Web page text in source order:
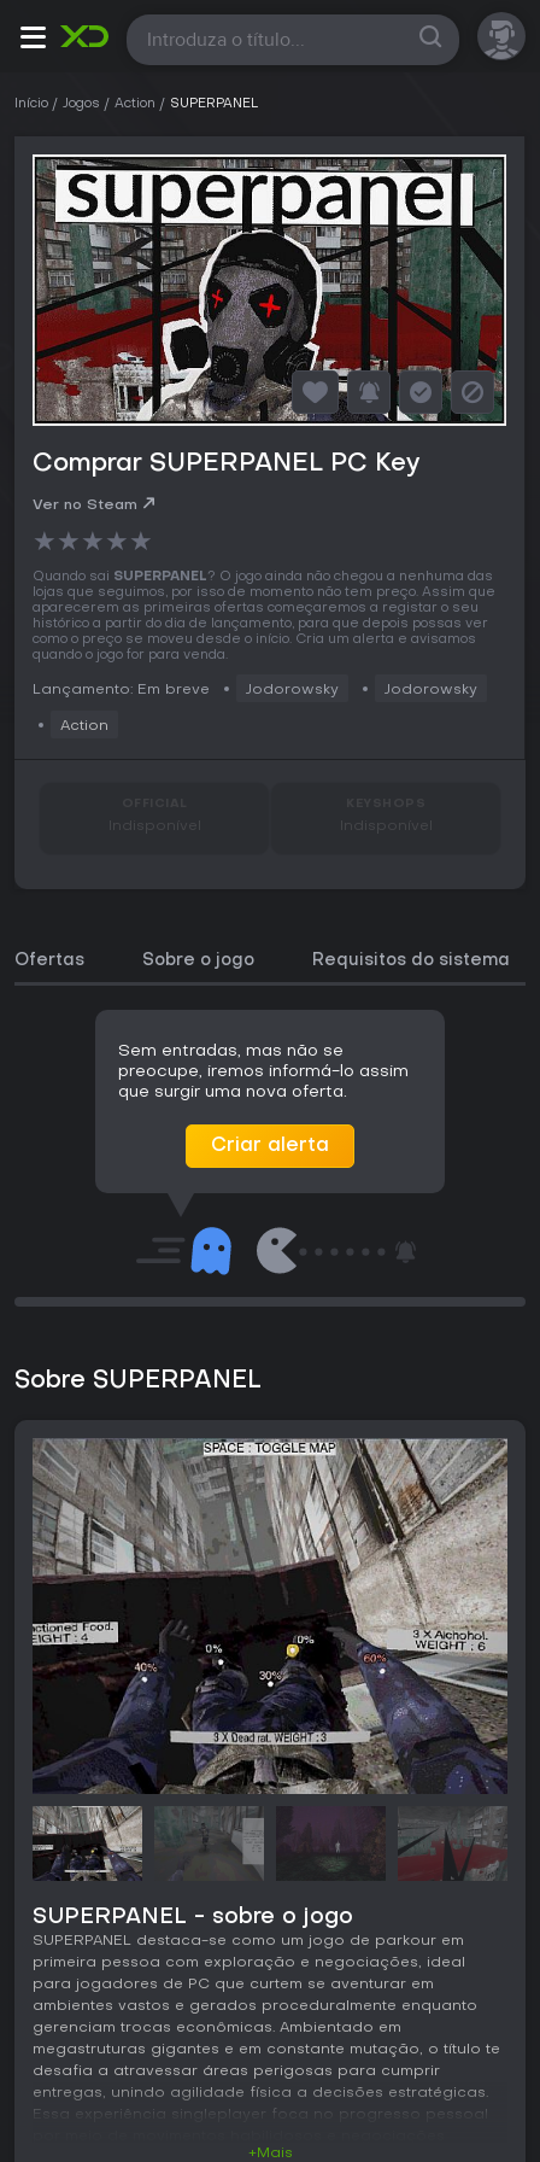
Todas
Início Jogos Action SUPERPANEL
Comprar SUPERPANEL PC Key
Ver no Steam
★★★★★
Quando sai SUPERPANEL? O jogo ainda não chegou a nenhuma das
lojas que seguimos, por isso de momento não tem preço. Assim que
aparecerem as primeiras ofertas começaremos a registar o seu
histórico a partir do dia de lançamento, para que depois possas ver
como o preço se moveu desde o início. Cria um alerta e avisamos
quando o jogo for para venda.
Lançamento: Em breve Jodorowsky Jodorowsky
Action
Indisponível Indisponível
Ofertas Sobre o jogo Requisitos do sistema
Sem entradas, mas não se
preocupe, iremos informá-lo assim
que surgir uma nova oferta.
Criar alerta
Sobre SUPERPANEL
SUPERPANEL - sobre o jogo
SUPERPANEL destaca-se como um jogo de parkour em
primeira pessoa com exploração e negociações, ideal
para jogadores de PC que curtem se aventurar em
ambientes vastos e gerados proceduralmente enquanto
gerenciam trocas econômicas. Ambientado em
megastruturas gigantes e em constante mutação, o título te
desafia a atravessar áreas perigosas para cumprir
entregas, unindo agilidade física a decisões estratégicas.
Essa experiência singleplayer foca no progresso pessoal
inteligentes, atraindo quem gosta de aventuras solo em
+Mais